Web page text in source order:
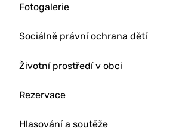
Fotogalerie
Sociálně právní ochrana dětí
Životní prostředí v obci
Rezervace
Hlasování a soutěže